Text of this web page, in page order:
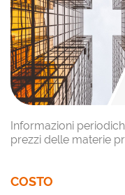
Informazioni
prezzi delle materie
COSTO